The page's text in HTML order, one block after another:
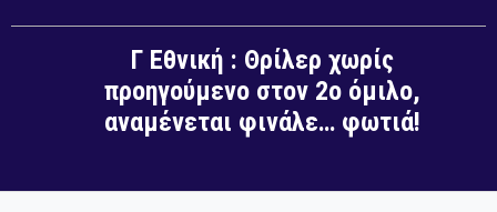
Γ Εθνική : Θρίλερ χωρίς
προηγούμενο στον 2ο όμιλο,
αναμένεται φινάλε… φωτιά!